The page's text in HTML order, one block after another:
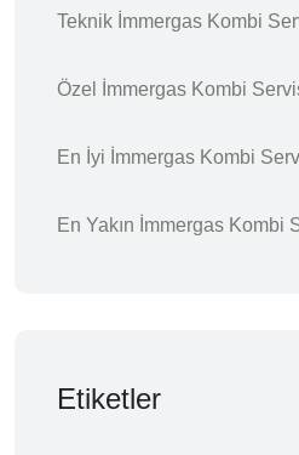
Teknik İmmergas Kombi
Özel İmmergas Kombi
En İyi İmmergas Kombi
En Yakın İmmergas Kombi
Etiketler